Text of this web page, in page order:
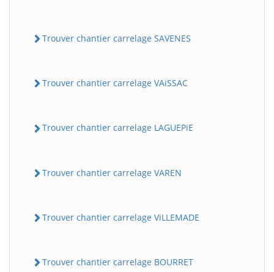
Trouver chantier carrelage SAVENES
Trouver chantier carrelage VAiSSAC
Trouver chantier carrelage LAGUEPiE
Trouver chantier carrelage VAREN
Trouver chantier carrelage ViLLEMADE
Trouver chantier carrelage BOURRET